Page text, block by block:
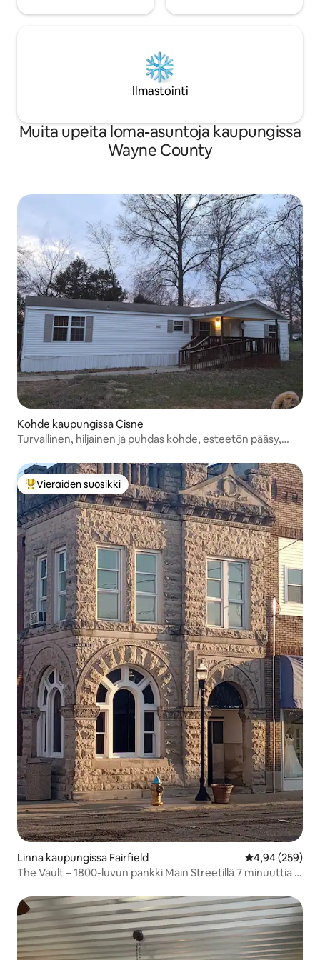
Ilmastointi
Muita upeita loma-asuntoja kaupungissa
Wayne County
Kohde kaupungissa Cisne
Turvallinen, hiljainen ja puhdas kohde, esteetön pääsy,
Vieraiden suosikkien parhaimmistoa
Vieraiden suosikki
Linna kaupungissa Fairfield
4,94 (259)
The Vault – 1800-luvun pankki Main Streetillä 7 minuuttia I-